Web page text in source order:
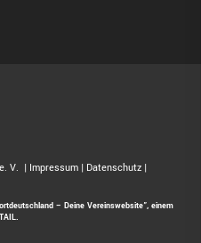
V. | Impressum | Datenschutz |
– Deine Vereinswebsite”, einem